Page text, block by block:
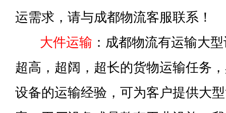
运需求，请与成都物流客服联系！
大件运输 ：成都物流有运输大
超高，超阔，超长的货物运输任务
设备的运输经验，可为客户提供大